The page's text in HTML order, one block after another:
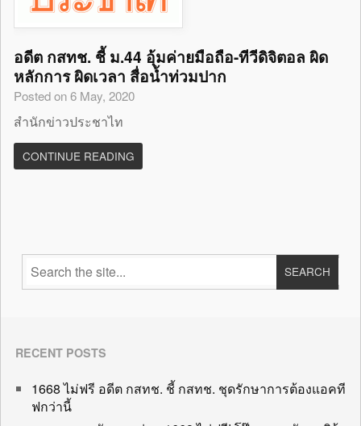
อดีต กสทช. ชี้ ม.44 อุ้มค่ายมือถือ-ทีวีดิจิตอล ผิด
หลักการ ผิดเวลา สื่อน้ำท่วมปาก
Posted on 6 May, 2020
สำนักข่าวประชาไท
CONTINUE READING
RECENT POSTS
1668 ไม่ฟรี อดีต กสทช. ชี้ กสทช. ชุดรักษาการต้องแอคที
ฟกว่านี้